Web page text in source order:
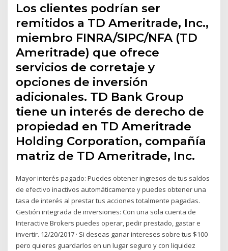
Los clientes podrían ser
remitidos a TD Ameritrade, Inc.,
miembro FINRA/SIPC/NFA (TD
Ameritrade) que ofrece
servicios de corretaje y
opciones de inversión
adicionales. TD Bank Group
tiene un interés de derecho de
propiedad en TD Ameritrade
Holding Corporation, compañía
matriz de TD Ameritrade, Inc.
Mayor interés pagado: Puedes obtener ingresos de tus saldos
de efectivo inactivos automáticamente y puedes obtener una
tasa de interés al prestar tus acciones totalmente pagadas.
Gestión integrada de inversiones: Con una sola cuenta de
Interactive Brokers puedes operar, pedir prestado, gastar e
invertir. 12/20/2017 · Si deseas ganar intereses sobre tus $100
pero quieres guardarlos en un lugar seguro y con liquidez